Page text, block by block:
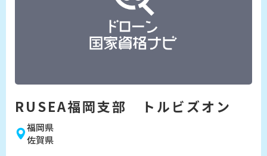
RUSEA福岡支部 トルビズオン
福岡県
佐賀県